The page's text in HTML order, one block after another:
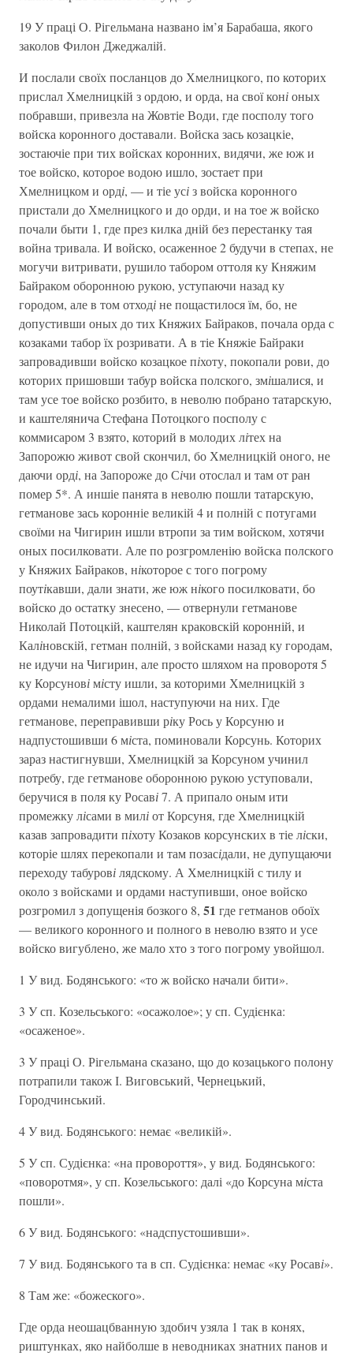
19 У праці О. Рігельмана названо ім’я Барабаша, якого
заколов Филон Джеджалій.
И послали своїх посланцов до Хмелницкого, по которих
прислал Хмелницкій з ордою, и орда, на свої коніоных
побравши, привезла на Жовтіе Води, где посполу того
войска коронного доставали. Войска зась козацкіе,
зостаючіе при тих войсках коронних, видячи, же юж и
тое войско, которое водою ишло, зостает при
Хмелницком и орді, — и тіе усіз войска коронного
пристали до Хмелницкого и до орди, и на тое ж войско
почали быти 1, где през килка дній без перестанку тая
война тривала. И войско, осаженное 2 будучи в степах, не
могучи витривати, рушило табором оттоля ку Княжим
Байраком оборонною рукою, уступаючи назад ку
городом, але в том отходіне пощастилося їм, бо, не
допустивши оных до тих Княжих Байраков, почала орда с
козаками табор їх розривати. А в тіе Княжіе Байраки
запровадивши войско козацкое піхоту, покопали рови, до
которих пришовши табур войска полского, змішалися, и
там усе тое войско розбито, в неволю побрано татарскую,
и каштелянича Стефана Потоцкого посполу с
коммисаром 3 взято, которий в молодих літех на
Запорожю живот свой скончил, бо Хмелницкій оного, не
даючи орді, на Запороже до Січи отослал и там от ран
помер 5*. А иншіе панята в неволю пошли татарскую,
гетманове зась коронніе великій 4 и полній с потугами
своїми на Чигирин ишли втропи за тим войском, хотячи
оных посилковати. Але по розгромленію войска полского
у Княжих Байраков, нікоторое с того погрому
поутікавши, дали знати, же юж нікого посилковати, бо
войско до остатку знесено, — отвернули гетманове
Николай Потоцкій, каштелян краковскій коронній, и
Каліновскій, гетман полній, з войсками назад ку городам,
не идучи на Чигирин, але просто шляхом на проворотя 5
ку Корсуновімісту ишли, за которими Хмелницкій з
ордами немалими ішол, наступуючи на них. Где
гетманове, переправивши ріку Рось у Корсуню и
надпустошивши 6 міста, поминовали Корсунь. Которих
зараз настигнувши, Хмелницкій за Корсуном учинил
потребу, где гетманове оборонною рукою уступовали,
беручися в поля ку Росаві7. А припало оным ити
промежку лісами в миліот Корсуня, где Хмелницкій
казав запровадити піхоту Козаков корсунских в тіе ліски,
которіе шлях перекопали и там позасідали, не дупущаючи
переходу табуровілядскому. А Хмелницкій с тилу и
около з войсками и ордами наступивши, оное войско
розгромил з допущенія бозкого 8, 51 где гетманов обоїх
— великого коронного и полного в неволю взято и усе
войско вигублено, же мало хто з того погрому увойшол.
1 У вид. Бодянського: «то ж войско начали бити».
3 У сп. Козельського: «осажолое»; у сп. Судієнка:
«осаженое».
3 У праці О. Рігельмана сказано, що до козацького полону
потрапили також І. Виговський, Чернецький,
Городчинський.
4 У вид. Бодянського: немає «великій».
5 У сп. Судієнка: «на провороття», у вид. Бодянського:
«поворотмя», у сп. Козельського: далі «до Корсуна міста
пошли».
6 У вид. Бодянського: «надспустошивши».
7 У вид. Бодянського та в сп. Судієнка: немає «ку Росаві».
8 Там же: «божеского».
Где орда неошацбванную здобич узяла 1 так в конях,
риштунках, яко найболше в неводниках знатних панов и